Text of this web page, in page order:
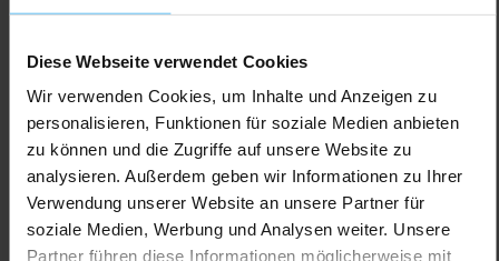
Diese Webseite verwendet Cookies
Wir verwenden Cookies, um Inhalte und Anzeigen zu
personalisieren, Funktionen für soziale Medien anbieten
zu können und die Zugriffe auf unsere Website zu
analysieren. Außerdem geben wir Informationen zu Ihrer
Verwendung unserer Website an unsere Partner für
soziale Medien, Werbung und Analysen weiter. Unsere
Partner führen diese Informationen möglicherweise mit
CONTAINERDIENST Geschlossen
Schulz GmbH Containerdienst
Noch keine Bewertung
Untere Gewerbestr. 16, 77791 Berghaupten, Deutschland